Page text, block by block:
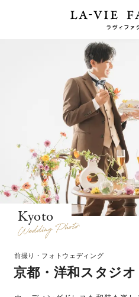
Kyoto
前撮り・フォトウェディング
京都・洋和スタジオ